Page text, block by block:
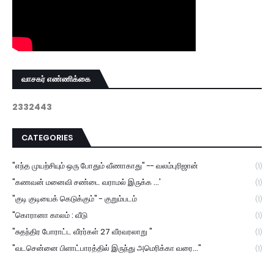
வாசகர் எண்ணிக்கை
2332443
CATEGORIES
"எந்த முயற்சியும் ஒரு போதும் வீணாகாது" -- வலம்புரிஜான் (1)
"கணவன் மனைவி சண்டை வராமல் இருக்க ...' (1)
"குடி குடியைக் கெடுக்கும்" - குறும்படம் (1)
"கொரானா காலம் : வீடு (1)
"சுதந்திர போராட்ட வீரர்கள் 27 வீரவரலாறு " (1)
"வடசென்னை பிளாட்பாரத்தில் இருந்து அமெரிக்கா வரை..." (1)